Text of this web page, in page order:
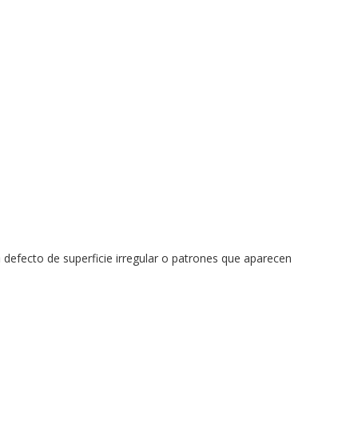
de superficie irregular o patrones que aparecen